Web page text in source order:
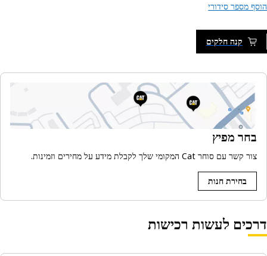
הוסף מספר סידורי
קנה חלקים
בחר מפיץ
צור קשר עם סוחר Cat המקומי שלך לקבלת מידע על מחירים וזמינות.
בחירת חנות
דרכים לעשות רכישות